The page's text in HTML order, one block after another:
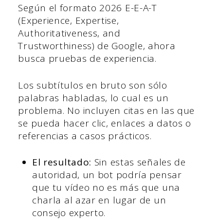
Según el formato 2026 E-E-A-T
(Experience, Expertise,
Authoritativeness, and
Trustworthiness) de Google, ahora
busca pruebas de experiencia.
Los subtítulos en bruto son sólo
palabras habladas, lo cual es un
problema. No incluyen citas en las que
se pueda hacer clic, enlaces a datos o
referencias a casos prácticos.
El resultado: Sin estas señales de
autoridad, un bot podría pensar
que tu vídeo no es más que una
charla al azar en lugar de un
consejo experto.